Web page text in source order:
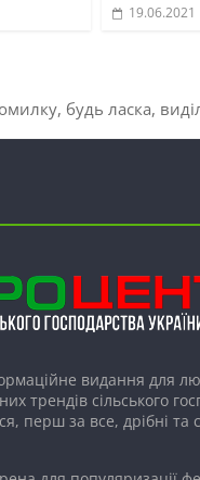
19.06.2021
будь ласка,
видання для
трендів сільського
перш за все, дрібні та